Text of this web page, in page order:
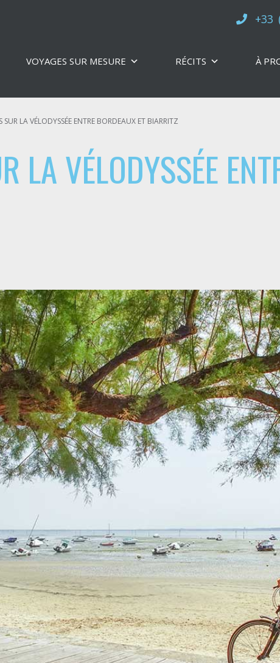
+33
VOYAGES SUR MESURE RÉCITS À
SUR LA VÉLODYSSÉE ENTRE BORDEAUX ET BIARRITZ
LA VÉLODYSSÉE